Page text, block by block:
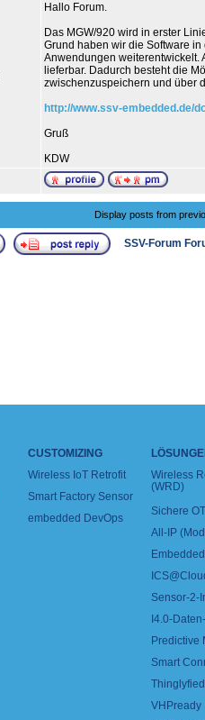
Hallo Forum.
Das MGW/920 wird in erster
Grund haben wir die Software
Anwendungen weiterentwickelt.
lieferbar. Dadurch besteht die
zwischenzuspeichern und über
http://www.ssv-embedded.de/
Gruß
KDW
Display posts from
SSV-Forum
CUSTOMIZING
Wireless IoT Retrofit
Smart Factory Sensor
embedded DevOps
Wireless
(WRD)
Sichere
All-IP
Sensor-2-
I4.0-
Predictive
Smart
VHPready